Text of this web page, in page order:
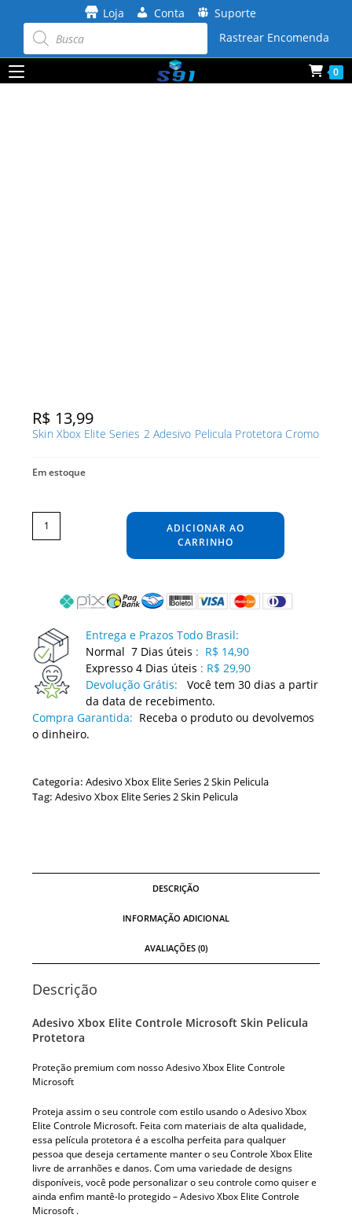
conteúdo
Loja Conta Suporte
Pesquisar
produtos Rastrear Encomenda
0
R$ 13,99
Skin Xbox Elite Series 2 Adesivo Pelicula Protetora Cromo
Em estoque
Skin
Xbox
Elite
Series
Adesivo
ADICIONAR AO
CARRINHO
Entrega e Prazos Todo Brasil:
Normal 7 Dias úteis : R$ 14,90
Expresso 4 Dias úteis : R$ 29,90
Devolução Grátis:
Você tem 30 dias a partir
da data de recebimento.
Compra Garantida: Receba o produto ou devolvemos
o dinheiro.
Categoria:Adesivo Xbox Elite Series 2 Skin Pelicula
Tag:Adesivo Xbox Elite Series 2 Skin Pelicula
DESCRIÇÃO
INFORMAÇÃO ADICIONAL
AVALIAÇÕES (0)
Descrição
Adesivo Xbox Elite Controle Microsoft Skin Pelicula
Protetora
Proteção premium com nosso Adesivo Xbox Elite Controle
Microsoft
Proteja assim o seu controle com estilo usando o Adesivo Xbox
Elite Controle Microsoft. Feita com materiais de alta qualidade,
essa película protetora é a escolha perfeita para qualquer
pessoa que deseja certamente manter o seu Controle Xbox Elite
livre de arranhões e danos. Com uma variedade de designs
disponíveis, você pode personalizar o seu controle como quiser e
ainda enfim mantê-lo protegido – Adesivo Xbox Elite Controle
Microsoft .